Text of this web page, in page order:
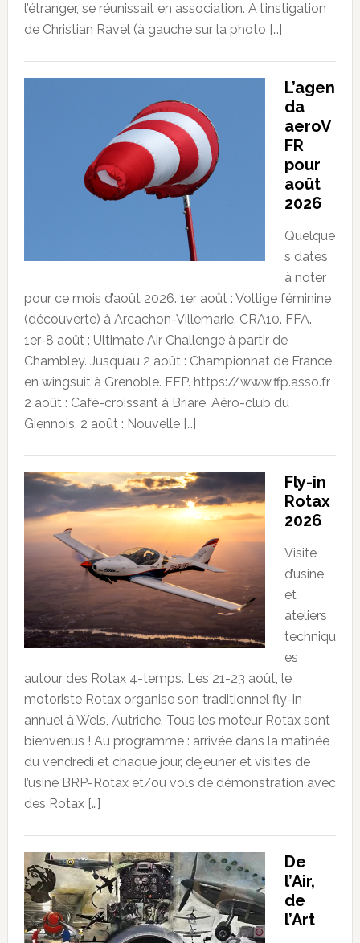
l’étranger, se réunissait en association. A l’instigation
de Christian Ravel (à gauche sur la photo […]
L’agen
da
aeroV
FR
pour
août
2026
Quelque
s dates
à noter
pour ce mois d’août 2026. 1er août : Voltige féminine
(découverte) à Arcachon-Villemarie. CRA10. FFA.
1er-8 août : Ultimate Air Challenge à partir de
Chambley. Jusqu’au 2 août : Championnat de France
en wingsuit à Grenoble. FFP. https://www.ffp.asso.fr
2 août : Café-croissant à Briare. Aéro-club du
Giennois. 2 août : Nouvelle […]
Fly-in
Rotax
2026
Visite
d’usine
et
ateliers
techniqu
es
autour des Rotax 4-temps. Les 21-23 août, le
motoriste Rotax organise son traditionnel fly-in
annuel à Wels, Autriche. Tous les moteur Rotax sont
bienvenus ! Au programme : arrivée dans la matinée
du vendredi et chaque jour, dejeuner et visites de
l’usine BRP-Rotax et/ou vols de démonstration avec
des Rotax […]
De
l’Air,
de
l’Art